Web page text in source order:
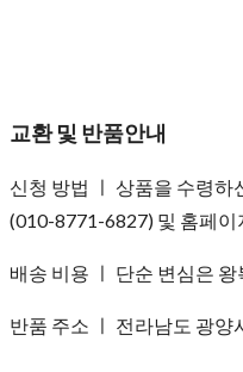
교환 및 반품안내
신청 방법 ㅣ 상품을 수령하
(010-8771-6827) 및 홈페
배송 비용 ㅣ 단순 변심은
반품 주소 ㅣ 전라남도 광양